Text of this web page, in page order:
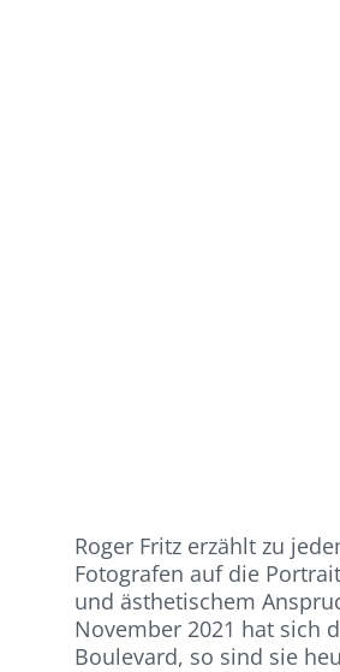
Roger Fritz erzählt zu
Fotografen auf die
und ästhetischem
November 2021 hat sich
Boulevard, so sind sie